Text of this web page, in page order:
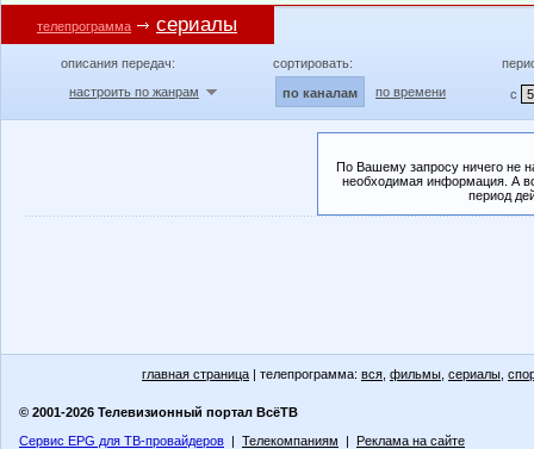
телепрограмма сериалы
описания передач:
настроить по жанрам
сортировать:
по каналам по времени с
По Вашему запросу ничего не
необходимая информация. А
период
главная страница | телепрограмма: вся фильмы сериалы
© 2001-2026 Телевизионный портал ВсёТВ
Сервис EPG для ТВ-провайдеров | Телекомпаниям | Реклама на сайте